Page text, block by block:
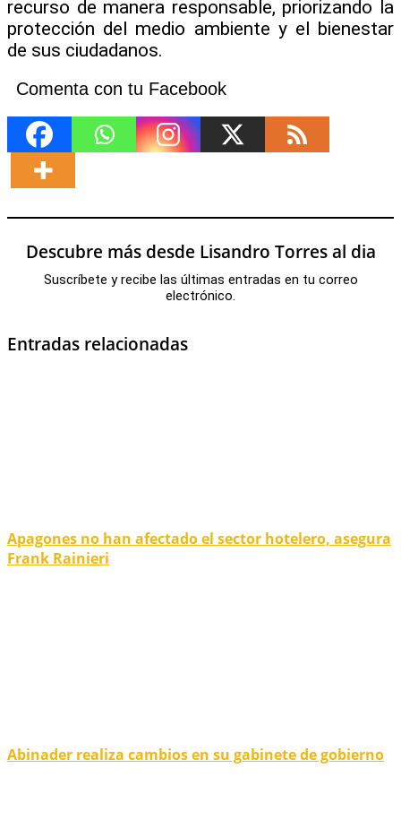
recurso de manera responsable, priorizando la
protección del medio ambiente y el bienestar
de sus ciudadanos.
Comenta con tu Facebook
Descubre más desde Lisandro Torres al dia
Suscríbete y recibe las últimas entradas en tu correo
electrónico.
Entradas relacionadas
Apagones no han afectado el sector hotelero, asegura
Frank Rainieri
Abinader realiza cambios en su gabinete de gobierno